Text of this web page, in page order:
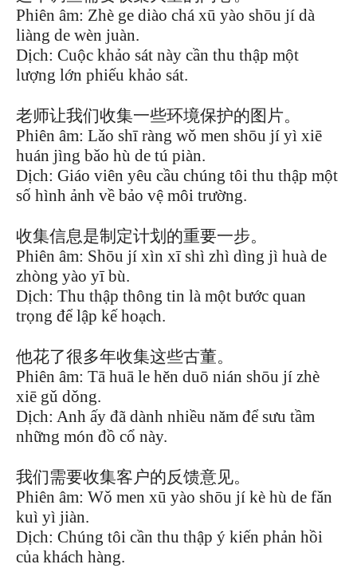
Phiên âm: Zhè ge diào chá xū yào shōu jí dà
liàng de wèn juàn.
Dịch: Cuộc khảo sát này cần thu thập một
lượng lớn phiếu khảo sát.
老师让我们收集一些环境保护的图片。
Phiên âm: Lǎo shī ràng wǒ men shōu jí yì xiē
huán jìng bǎo hù de tú piàn.
Dịch: Giáo viên yêu cầu chúng tôi thu thập một
số hình ảnh về bảo vệ môi trường.
收集信息是制定计划的重要一步。
Phiên âm: Shōu jí xìn xī shì zhì dìng jì huà de
zhòng yào yī bù.
Dịch: Thu thập thông tin là một bước quan
trọng để lập kế hoạch.
他花了很多年收集这些古董。
Phiên âm: Tā huā le hěn duō nián shōu jí zhè
xiē gǔ dǒng.
Dịch: Anh ấy đã dành nhiều năm để sưu tầm
những món đồ cổ này.
我们需要收集客户的反馈意见。
Phiên âm: Wǒ men xū yào shōu jí kè hù de fǎn
kuì yì jiàn.
Dịch: Chúng tôi cần thu thập ý kiến phản hồi
của khách hàng.